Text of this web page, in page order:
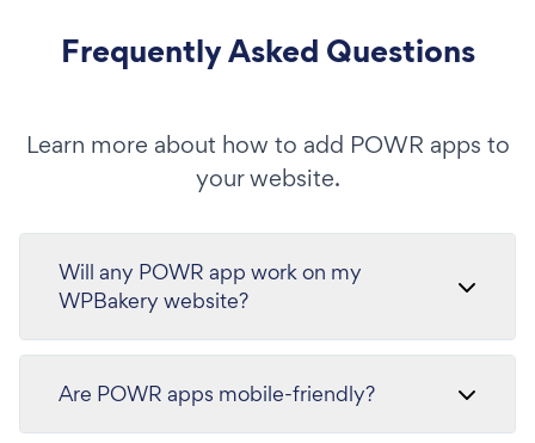
Frequently Asked Questions
Learn more about how to add POWR apps to
your website.
Will any POWR app work on my
WPBakery website?
Are POWR apps mobile-friendly?